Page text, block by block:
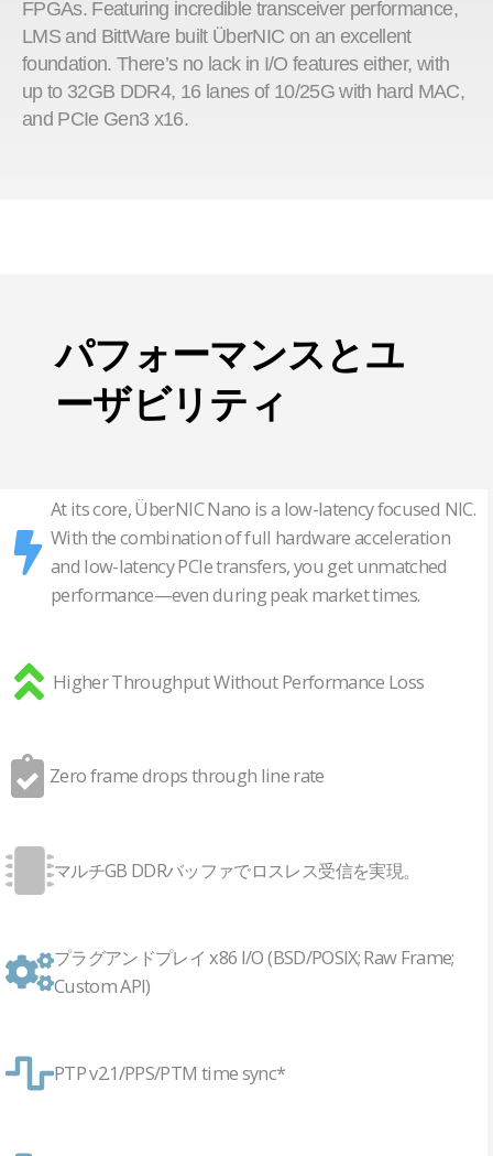
FPGAs. Featuring incredible transceiver performance,
LMS and BittWare built ÜberNIC on an excellent
foundation. There’s no lack in I/O features either, with
up to 32GB DDR4, 16 lanes of 10/25G with hard MAC,
and PCIe Gen3 x16.
パフォーマンスとユ
ーザビリティ
At its core, ÜberNIC Nano is a low-latency focused NIC.
With the combination of full hardware acceleration
and low-latency PCIe transfers, you get unmatched
performance—even during peak market times.
Higher Throughput Without Performance Loss
Zero frame drops through line rate
マルチGB DDRバッファでロスレス受信を実現。
プラグアンドプレイ x86 I/O (BSD/POSIX; Raw Frame;
Custom API)
PTP v2.1/PPS/PTM time sync*